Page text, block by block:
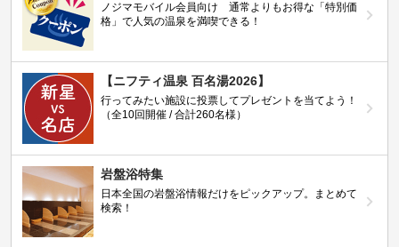
ノジマモバイル会員向け 通常よりもお得な「特別価
格」で人気の温泉を満喫できる！
【ニフティ温泉 百名湯2026】
行ってみたい施設に投票してプレゼントを当てよう！
（全10回開催 / 合計260名様）
岩盤浴特集
日本全国の岩盤浴情報だけをピックアップ。まとめて
検索！